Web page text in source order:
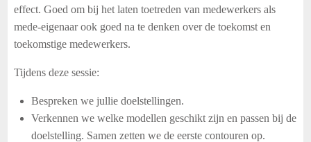
effect. Goed om bij het laten toetreden van medewerkers als
mede-eigenaar ook goed na te denken over de toekomst en
toekomstige medewerkers.
Tijdens deze sessie:
Bespreken we jullie doelstellingen.
Verkennen we welke modellen geschikt zijn en passen bij de
doelstelling. Samen zetten we de eerste contouren op.